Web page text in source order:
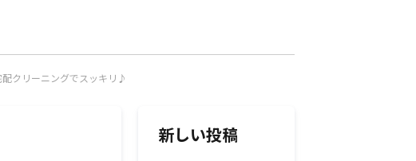
クリーニングでスッキリ♪
新しい投稿